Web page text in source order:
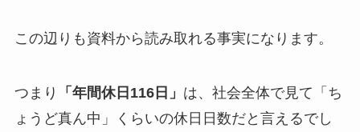
この辺りも資料から読み取れる事実になります。
つまり 「年間休日116日」 は、社会全体で見て「ち
ょうど真ん中」くらいの休日日数だと言えるでし